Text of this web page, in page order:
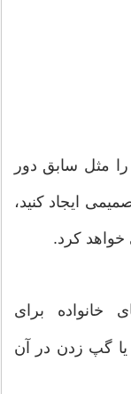
مثل سابق دور
ایجاد کنید،
کرد.
برای
یا گپ زدن در آن